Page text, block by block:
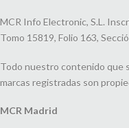
MCR Info Electronic, S.L.
Tomo 15819, Folio 163,
Todo nuestro contenido que
marcas registradas son
MCR Madrid